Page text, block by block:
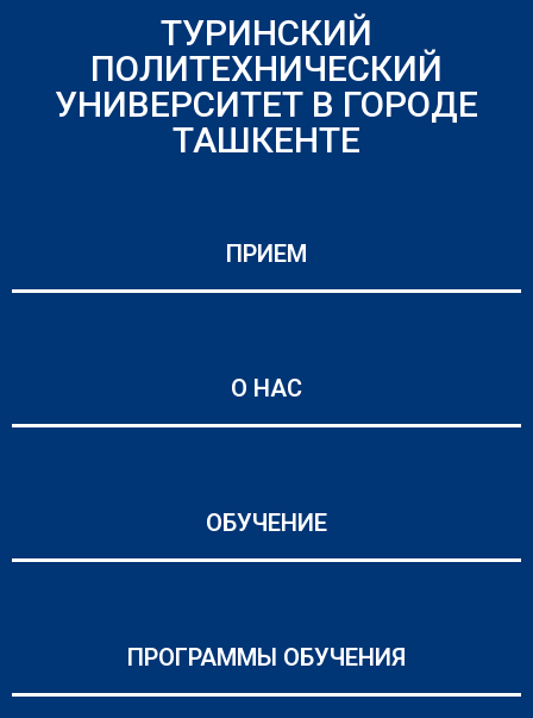
ТУРИНСКИЙ
ПОЛИТЕХНИЧЕСКИЙ
УНИВЕРСИТЕТ В ГОРОДЕ
ТАШКЕНТЕ
ПРИЕМ
О НАС
ОБУЧЕНИЕ
ПРОГРАММЫ ОБУЧЕНИЯ